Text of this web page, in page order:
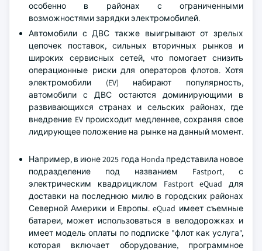
особенно в районах с ограниченными
возможностями зарядки электромобилей.
Автомобили с ДВС также выигрывают от зрелых
цепочек поставок, сильных вторичных рынков и
широких сервисных сетей, что помогает снизить
операционные риски для операторов флотов. Хотя
электромобили (EV) набирают популярность,
автомобили с ДВС остаются доминирующими в
развивающихся странах и сельских районах, где
внедрение EV происходит медленнее, сохраняя свое
лидирующее положение на рынке на данный момент.
Например, в июне 2025 года Honda представила новое
подразделение под названием Fastport, с
электрическим квадрициклом Fastport eQuad для
доставки на последнюю милю в городских районах
Северной Америки и Европы. eQuad имеет съемные
батареи, может использоваться в велодорожках и
имеет модель оплаты по подписке "флот как услуга",
которая включает оборудование, программное